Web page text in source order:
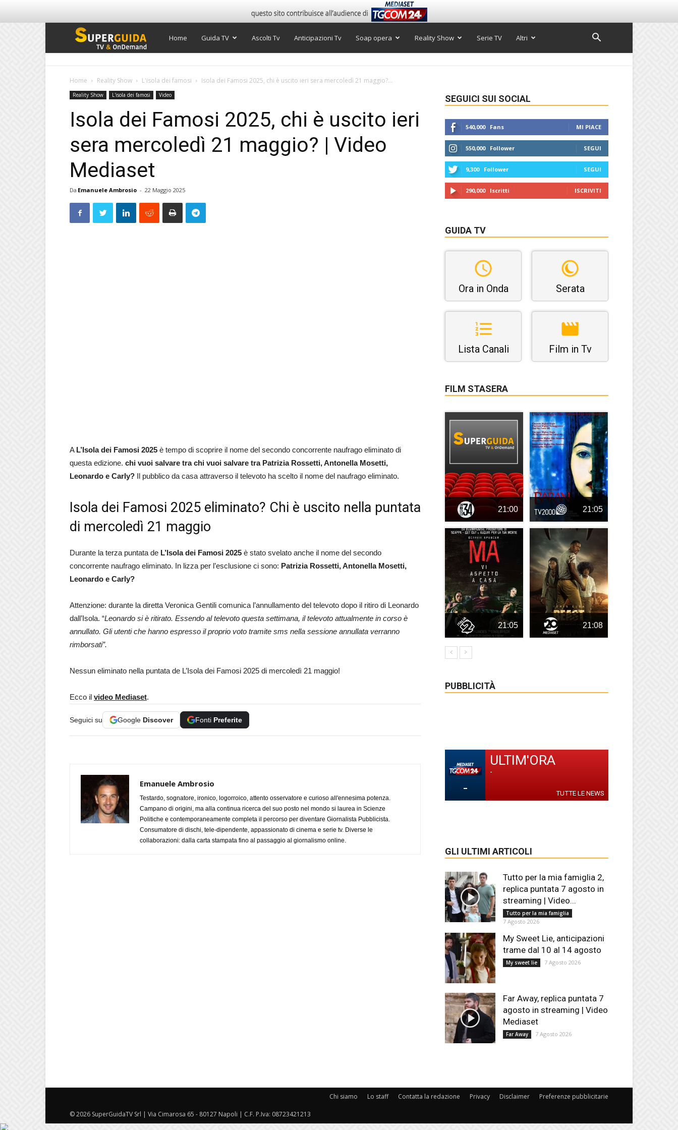
Super
TV
Home Guida TV Ascolti Tv Anticipazioni Tv Soap opera Reality Show Serie TV Altri
Home Reality Show L'isola dei famosi Isola dei Famosi 2025, chi è uscito ieri sera mercoledì 21 maggio?...
Reality Show L'isola dei famosi Video
Isola dei Famosi 2025, chi è uscito ieri
sera mercoledì 21 maggio? | Video
Mediaset
Da Emanuele Ambrosio - 22 Maggio 2025
A L’Isola dei Famosi 2025 è tempo di scoprire il nome del secondo concorrente naufrago eliminato di
questa edizione. chi vuoi salvare tra chi vuoi salvare tra Patrizia Rossetti, Antonella Mosetti,
Leonardo e Carly? Il pubblico da casa attraverso il televoto ha scelto il nome del naufrago eliminato.
Isola dei Famosi 2025 eliminato? Chi è uscito nella puntata
di mercoledì 21 maggio
Durante la terza puntata de L’Isola dei Famosi 2025 è stato svelato anche il nome del secondo
concorrente naufrago eliminato. In lizza per l’esclusione ci sono: Patrizia Rossetti, Antonella Mosetti,
Leonardo e Carly?
Attenzione: durante la diretta Veronica Gentili comunica l’annullamento del televoto dopo il ritiro di Leonardo
dall’Isola. “Leonardo si è ritirato. Essendo al televoto questa settimana, il televoto attualmente in corso è
annullato. Gli utenti che hanno espresso il proprio voto tramite sms nella sessione annullata verranno
rimborsati”.
Nessun eliminato nella puntata de L’Isola dei Famosi 2025 di mercoledì 21 maggio!
Ecco il video Mediaset.
Seguici su Google Discover Fonti Preferite
Emanuele Ambrosio
Testardo, sognatore, ironico, logorroico, attento osservatore e curioso all'ennesima potenza.
Campano di origini, ma alla continua ricerca del suo posto nel mondo si laurea in Scienze
Politiche e contemporaneamente completa il percorso per diventare Giornalista Pubblicista.
Consumatore di dischi, tele-dipendente, appassionato di cinema e serie tv. Diverse le
collaborazioni: dalla carta stampata fino al passaggio al giornalismo online.
SEGUICI SUI SOCIAL
540,000 Fans MI PIACE
550,000 Follower SEGUI
9,300 Follower SEGUI
290,000 Iscritti ISCRIVITI
GUIDA TV
Ora in Onda Serata
Lista Canali Film in Tv
FILM STASERA
21:00 21:05
21:05 21:08
PUBBLICITÀ
-
ULTIM'ORA
-
TUTTE LE NEWS
GLI ULTIMI ARTICOLI
Tutto per la mia famiglia 2,
replica puntata 7 agosto in
streaming | Video...
Tutto per la mia famiglia
7 Agosto 2026
My Sweet Lie, anticipazioni
trame dal 10 al 14 agosto
My sweet lie 7 Agosto 2026
Far Away, replica puntata 7
agosto in streaming | Video
Mediaset
Far Away 7 Agosto 2026
Chi siamo Lo staff Contatta la redazione Privacy Disclaimer Preferenze pubblicitarie
© 2026 SuperGuidaTV Srl | Via Cimarosa 65 - 80127 Napoli | C.F. P.Iva: 08723421213